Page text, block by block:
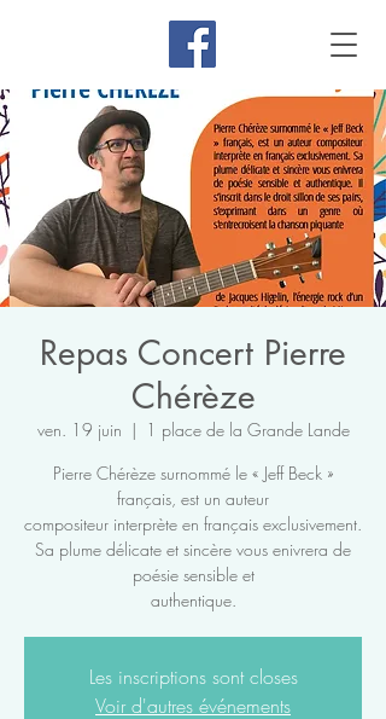
Repas Concert Pierre
Chérèze
ven. 19 juin
  |
1 place de la Grande Lande
Pierre Chérèze surnommé le « Jeff Beck »
français, est un auteur
compositeur interprète en français exclusivement.
Sa plume délicate et sincère vous enivrera de
poésie sensible et
authentique.
Les inscriptions sont closes
Voir d'autres événements